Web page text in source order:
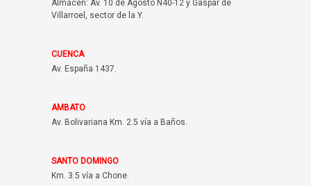
Almacén: Av. 10 de Agosto N40-12 y Gaspar de
Villarroel, sector de la Y.
CUENCA
Av. España 1437.
AMBATO
Av. Bolivariana Km. 2.5 vía a Baños.
SANTO DOMINGO
Km. 3.5 vía a Chone.